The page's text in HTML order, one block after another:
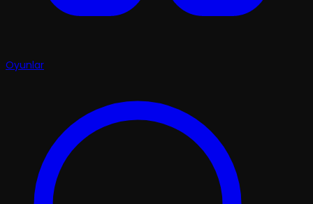
Oyunlar